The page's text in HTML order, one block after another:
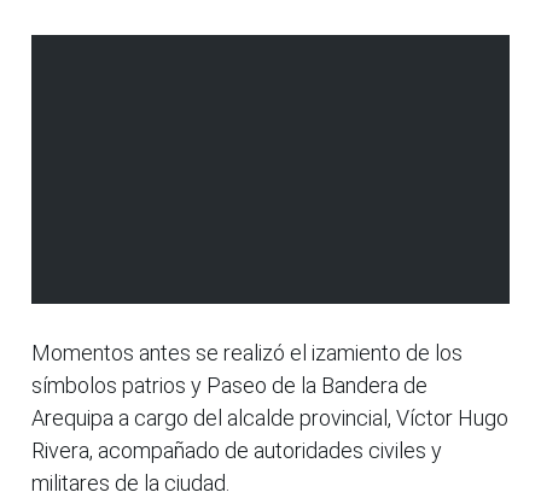
Momentos antes se realizó el izamiento de los
símbolos patrios y Paseo de la Bandera de
Arequipa a cargo del alcalde provincial, Víctor Hugo
Rivera, acompañado de autoridades civiles y
militares de la ciudad.